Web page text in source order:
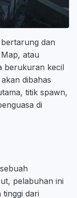
dan
atau
berukuran kecil
dibahas
titik spawn,
di
pelabuhan ini
dari